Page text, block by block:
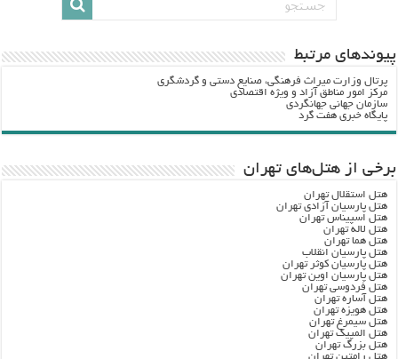
پيوندهاي مرتبط
پرتال وزارت ميراث فرهنگي، صنایع دستی و گردشگري
مرکز امور مناطق آزاد و ویژه اقتصادی
سازمان جهانی جهانگردی
پایگاه خبری هفت گرد
برخی از هتل‌های تهران
هتل استقلال تهران
هتل پارسیان آزادی تهران
هتل اسپیناس تهران
هتل لاله تهران
هتل هما تهران
هتل پارسیان انقلاب
هتل پارسیان کوثر تهران
هتل پارسیان اوین تهران
هتل فردوسی تهران
هتل آساره تهران
هتل هویزه تهران
هتل سیمرغ تهران
هتل المپیک تهران
هتل بزرگ تهران